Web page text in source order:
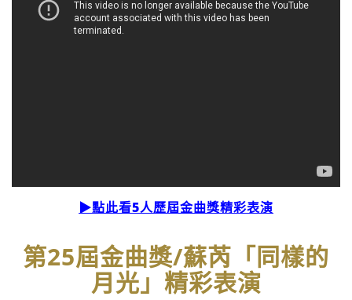
▶點此看5人歷屆金曲獎精彩表演
第25屆金曲獎/蘇芮「同樣的
月光」精彩表演